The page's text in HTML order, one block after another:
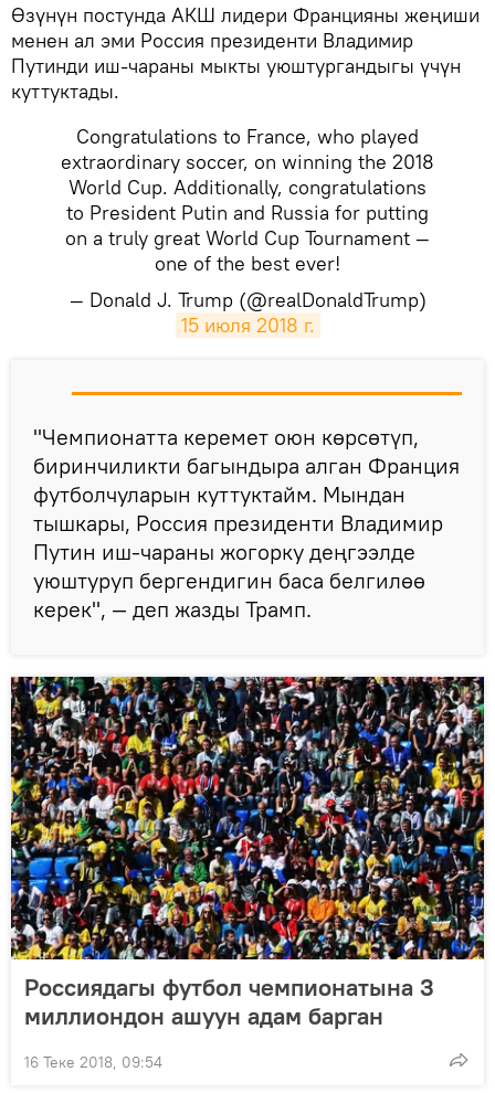
Өзүнүн постунда АКШ лидери Францияны жеңиши
менен ал эми Россия президенти Владимир
Путинди иш-чараны мыкты уюштургандыгы үчүн
куттуктады.
Congratulations to France, who played
extraordinary soccer, on winning the 2018
World Cup. Additionally, congratulations
to President Putin and Russia for putting
on a truly great World Cup Tournament —
one of the best ever!
— Donald J. Trump (@realDonaldTrump)
15 июля 2018 г.
​"Чемпионатта керемет оюн көрсөтүп,
биринчиликти багындыра алган Франция
футболчуларын куттуктайм. Мындан
тышкары, Россия президенти Владимир
Путин иш-чараны жогорку деңгээлде
уюштуруп бергендигин баса белгилөө
керек", — деп жазды Трамп.
Россиядагы футбол чемпионатына 3
миллиондон ашуун адам барган
16 Теке 2018, 09:54